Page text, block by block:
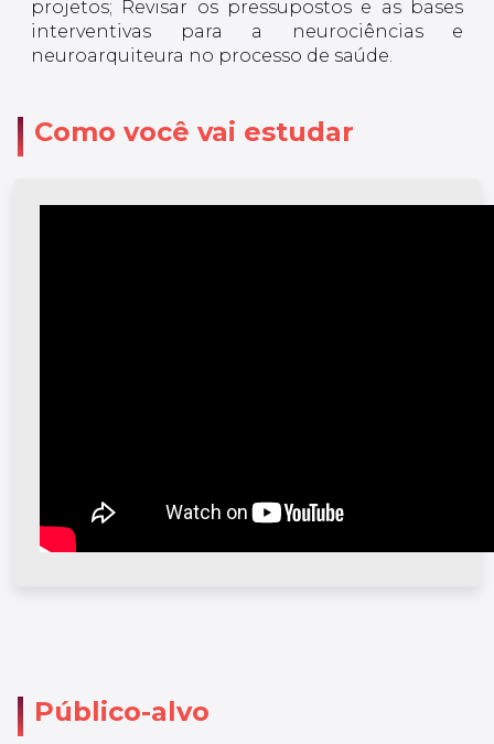
projetos; Revisar os pressupostos e as bases
interventivas para a neurociências e
neuroarquiteura no processo de saúde.
Como você vai estudar
Público-alvo